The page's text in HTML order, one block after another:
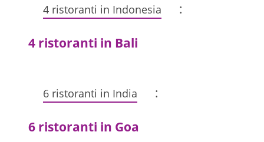
4 ristoranti in Indonesia :
4 ristoranti in Bali
6 ristoranti in India :
6 ristoranti in Goa